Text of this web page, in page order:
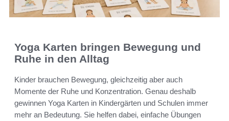
Yoga Karten bringen Bewegung und
Ruhe in den Alltag
Kinder brauchen Bewegung, gleichzeitig aber auch
Momente der Ruhe und Konzentration. Genau deshalb
gewinnen Yoga Karten in Kindergärten und Schulen immer
mehr an Bedeutung. Sie helfen dabei, einfache Übungen